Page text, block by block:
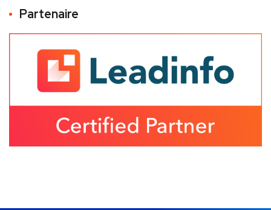
Partenaire